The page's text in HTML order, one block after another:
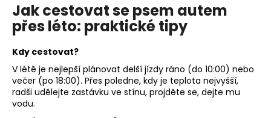
Jak cestovat se psem autem
přes léto: praktické tipy
Kdy cestovat?
V létě je nejlepší plánovat delší jízdy ráno (do 10:00) nebo
večer (po 18:00). Přes poledne, kdy je teplota nejvyšší,
radši udělejte zastávku ve stínu, projděte se, dejte mu
vodu.